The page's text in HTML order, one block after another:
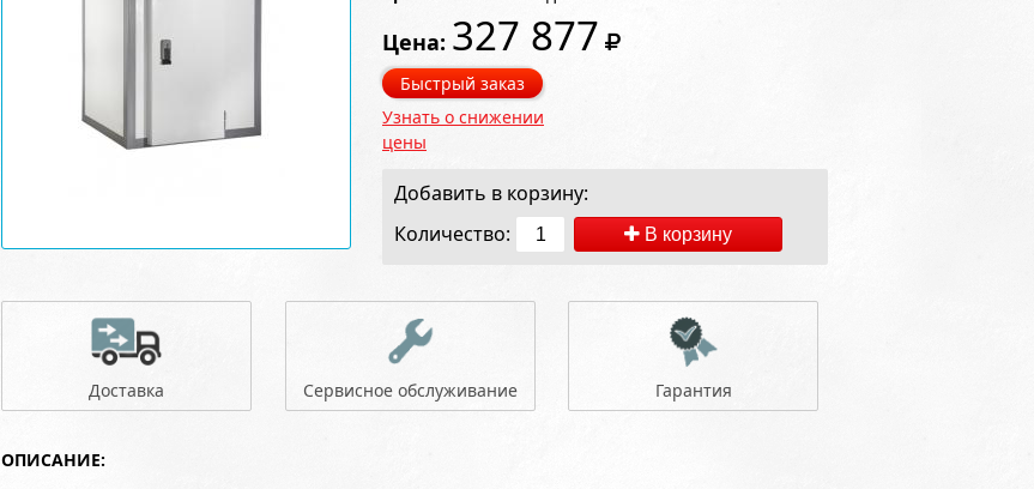
Цена: 327 877
Быстрый заказ
Узнать о снижении
цены
Добавить в корзину:
Количество:
В корзину
Доставка Сервисное обслуживание Гарантия
ОПИСАНИЕ: